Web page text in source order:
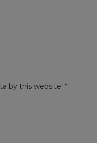
by this website. *